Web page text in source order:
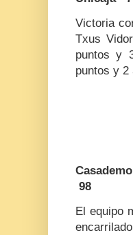
Victoria
Txus
puntos y
puntos y
98
El equipo